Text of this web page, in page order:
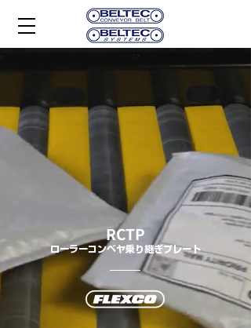
RCTP
ローラーコンベヤ乗り継ぎプレート